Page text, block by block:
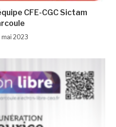
CFE-CGC Sictam
mai 2023